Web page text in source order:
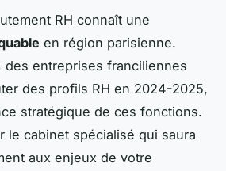
RH connaît une
en région parisienne.
des entreprises franciliennes
des profils RH en 2024-2025,
stratégique de ces fonctions.
le cabinet spécialisé qui saura
aux enjeux de votre